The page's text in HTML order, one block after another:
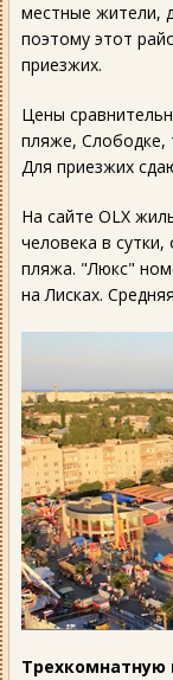
местные жители,
поэтому этот
приезжих.
Цены
пляже, Слободке,
Для приезжих
На сайте OLX
человека в
пляжа. "Люкс"
на Лисках.
Трехкомнатную